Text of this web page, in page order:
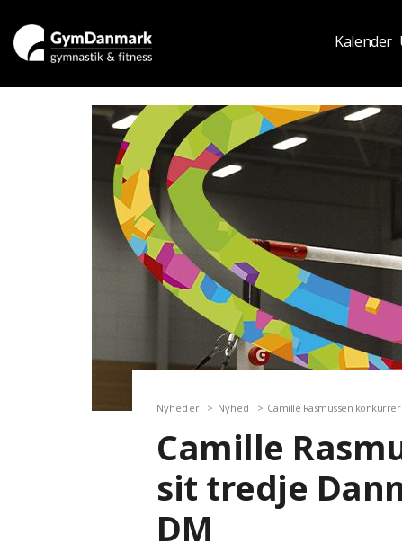
Kalender
Nyheder Nyhed Camille Rasmussen
Camille
sit tredje
DM